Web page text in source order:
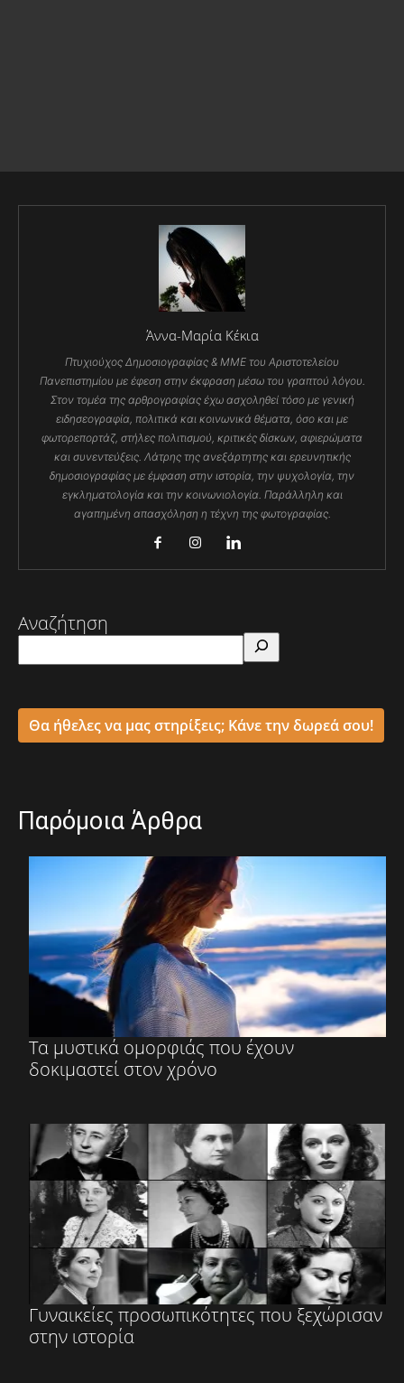
Άννα-Μαρία Κέκια
Πτυχιούχος Δημοσιογραφίας & ΜΜΕ του Αριστοτελείου
Πανεπιστημίου με έφεση στην έκφραση μέσω του γραπτού λόγου.
Στον τομέα της αρθρογραφίας έχω ασχοληθεί τόσο με γενική
ειδησεογραφία, πολιτικά και κοινωνικά θέματα, όσο και με
φωτορεπορτάζ, στήλες πολιτισμού, κριτικές δίσκων, αφιερώματα
και συνεντεύξεις. Λάτρης της ανεξάρτητης και ερευνητικής
δημοσιογραφίας με έμφαση στην ιστορία, την ψυχολογία, την
εγκληματολογία και την κοινωνιολογία. Παράλληλη και
αγαπημένη απασχόληση η τέχνη της φωτογραφίας.
Αναζήτηση
Θα ήθελες να μας στηρίξεις; Κάνε την δωρεά σου!
Παρόμοια Άρθρα
Τα μυστικά ομορφιάς που έχουν
δοκιμαστεί στον χρόνο
Γυναικείες προσωπικότητες που ξεχώρισαν
στην ιστορία